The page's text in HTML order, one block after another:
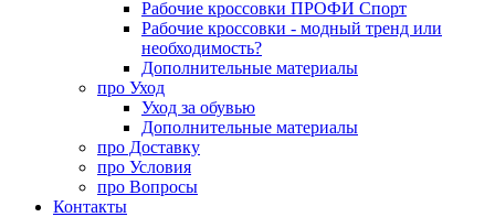
Рабочие кроссовки ПРОФИ Спорт
Рабочие кроссовки - модный тренд или
необходимость?
Дополнительные материалы
про Уход
Уход за обувью
Дополнительные материалы
про Доставку
про Условия
про Вопросы
Контакты